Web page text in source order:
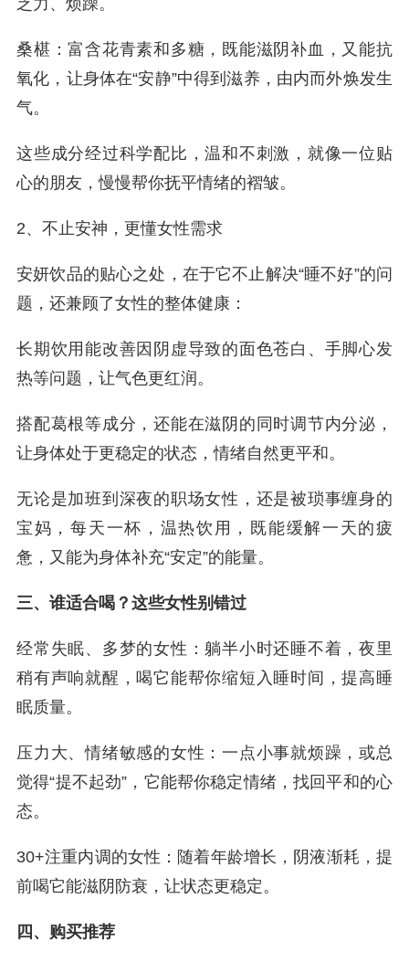
乏力、烦躁。
桑椹：富含花青素和多糖，既能滋阴补血，又能抗
氧化，让身体在“安静”中得到滋养，由内而外焕发生
气。
这些成分经过科学配比，温和不刺激，就像一位贴
心的朋友，慢慢帮你抚平情绪的褶皱。
2、不止安神，更懂女性需求
安妍饮品的贴心之处，在于它不止解决“睡不好”的问
题，还兼顾了女性的整体健康：
长期饮用能改善因阴虚导致的面色苍白、手脚心发
热等问题，让气色更红润。
搭配葛根等成分，还能在滋阴的同时调节内分泌，
让身体处于更稳定的状态，情绪自然更平和。
无论是加班到深夜的职场女性，还是被琐事缠身的
宝妈，每天一杯，温热饮用，既能缓解一天的疲
惫，又能为身体补充“安定”的能量。
三、谁适合喝？这些女性别错过
经常失眠、多梦的女性：躺半小时还睡不着，夜里
稍有声响就醒，喝它能帮你缩短入睡时间，提高睡
眠质量。
压力大、情绪敏感的女性：一点小事就烦躁，或总
觉得“提不起劲”，它能帮你稳定情绪，找回平和的心
态。
30+注重内调的女性：随着年龄增长，阴液渐耗，提
前喝它能滋阴防衰，让状态更稳定。
四、购买推荐